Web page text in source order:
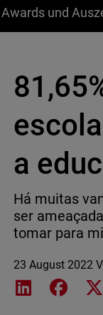
Awards und
a
Há muitas
ser
tomar para
23 August 2022
Share on